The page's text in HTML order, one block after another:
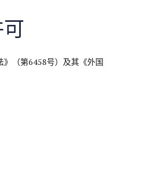
（第6458号）及其《外国